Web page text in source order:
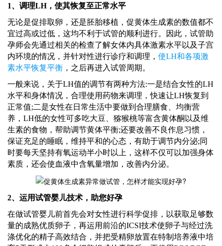
1、调理LH，使其恢复至正常水平
无论是促排取卵，还是胚胎移植，促黄体生成素的数值都不
宜过高或过低，这均不利于试管的顺利进行。因此， 试管助
孕师会先通过相关的检查了解女体内具体激素水平以及子宫
内环境的情况，并针对性进行诊疗和调理， 使LH和各项激
素水平恢复平衡 ，之后再进入试管周期。
一般来说，关于LH值的调节有两种方法:一是结合女性的LH
水平和身体情况，合理使用药物来调理，快速让LH恢复到
正常值;二是女性在日常生活中要做到合理膳食、均衡营
养，LH低的女性可多吃大豆、猕猴桃等富含黄体酮以及维
生素的食物，帮助调节黄体平衡;还要改善不良作息习惯，
保证充足的睡眠，维持平和的心态，有助于调节内分泌;同
时要每天坚持有氧运动半小时以上，这样不仅可以加强身体
素质，还会使血液中含氧量增加，改善内分泌。
2、运用试管婴儿技术，助您好孕
在做试管婴儿前首先会对女性进行科学促排，以获取足够数
量的成熟优质卵子，再运用前沿的ICSI技术使卵子与经过洗
涤优化的精子高效结合，并把受精卵放置在特制培养液中培